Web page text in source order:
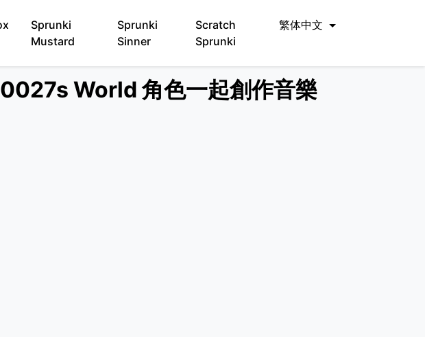
Sprunki
Mustard
Sprunki
Sinner
Scratch
Sprunki
繁体中文
World 角色一起創作音樂